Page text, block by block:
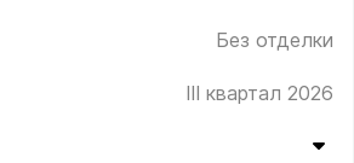
Без отделки
III квартал 2026